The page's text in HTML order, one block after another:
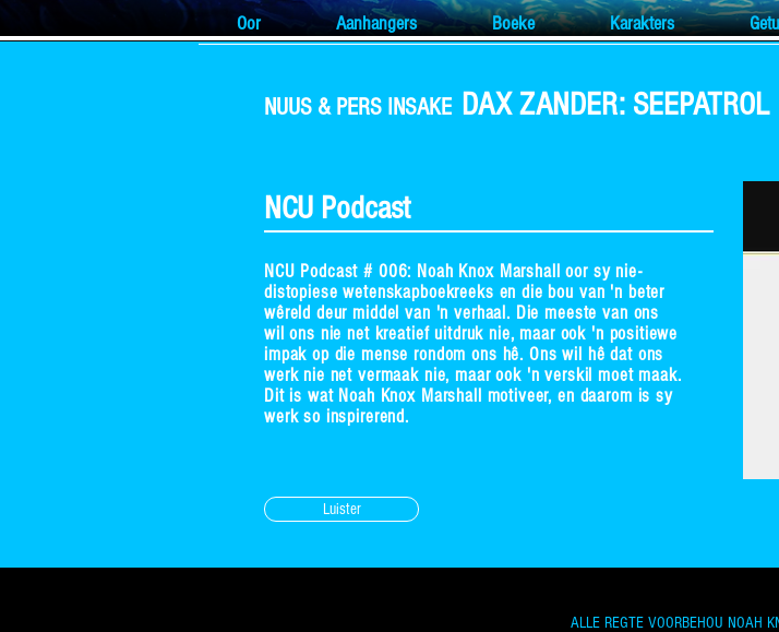
NUUS & PERS INSAKE DAX ZANDER: SEEPATROL
NCU Podcast
NCU Podcast # 006: Noah Knox Marshall oor sy nie-
distopiese wetenskapboekreeks en die bou van 'n beter
wêreld deur middel van 'n verhaal. Die meeste van ons
wil ons nie net kreatief uitdruk nie, maar ook 'n positiewe
impak op die mense rondom ons hê. Ons wil hê dat ons
werk nie net vermaak nie, maar ook 'n verskil moet maak.
Dit is wat Noah Knox Marshall motiveer, en daarom is sy
werk so inspirerend.
Luister
Oor Aanhangers Boeke Karakters
ALLE REGTE VOORBEHOU NOAH